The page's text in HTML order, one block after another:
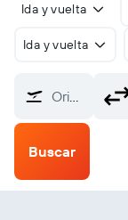
Ida y vuelta
Ida y vuelta
Origen
Buscar